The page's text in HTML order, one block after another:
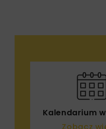
Kalendarium